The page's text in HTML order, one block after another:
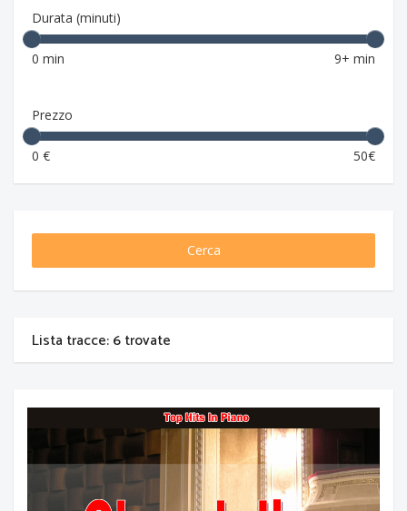
Durata (minuti)
0 min 9+ min
Prezzo
0 € 50€
Cerca
Lista tracce: 6 trovate